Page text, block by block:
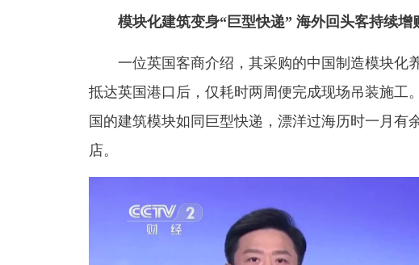
模块化建筑变身“巨型快递” 海外回头客持续增
一位英国客商介绍，其采购的中国制造模块化
抵达英国港口后，仅耗时两周便完成现场吊装施工
国的建筑模块如同巨型快递，漂洋过海历时一月有
店。